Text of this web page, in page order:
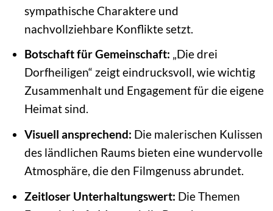
sympathische Charaktere und
nachvollziehbare Konflikte setzt.
Botschaft für Gemeinschaft: „Die drei
Dorfheiligen“ zeigt eindrucksvoll, wie wichtig
Zusammenhalt und Engagement für die eigene
Heimat sind.
Visuell ansprechend: Die malerischen Kulissen
des ländlichen Raums bieten eine wundervolle
Atmosphäre, die den Filmgenuss abrundet.
Zeitloser Unterhaltungswert: Die Themen